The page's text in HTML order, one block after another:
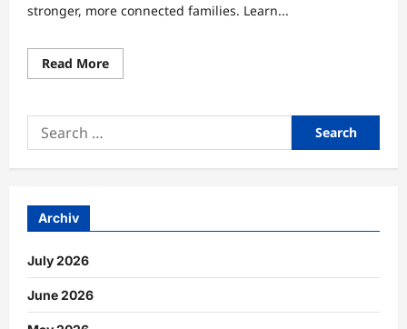
stronger, more connected families. Learn...
Read MoreRead
more
durch
nachhaltig
Search
for:
Archiv
July 2026
June 2026